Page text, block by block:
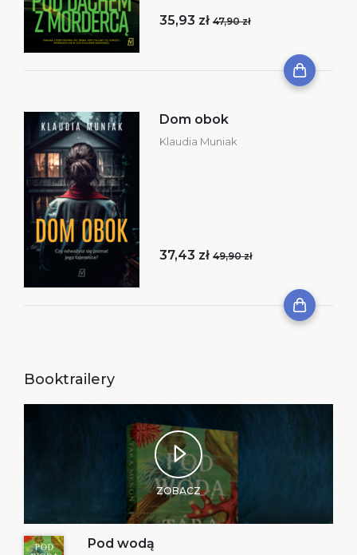
35,93 zł 47,90 zł
Dom obok
Klaudia Muniak
37,43 zł 49,90 zł
Booktrailery
ZOBACZ
Pod wodą